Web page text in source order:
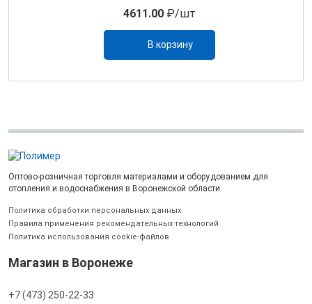
4611.00 ₽/шт
В корзину
Оптово-розничная торговля материалами и оборудованием для
отопления и водоснабжения в Воронежской области.
Политика обработки персональных данных
Правила применения рекомендательных технологий
Политика использования cookie-файлов
Магазин в Воронеже
+7 (473) 250-22-33